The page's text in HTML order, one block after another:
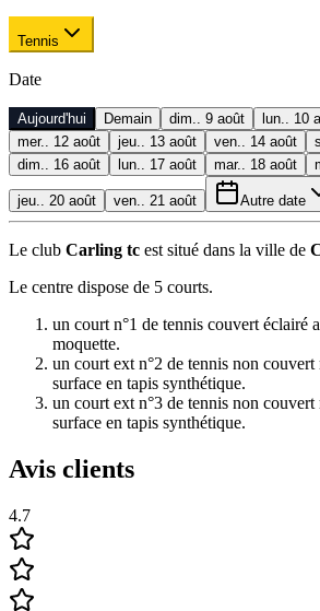
Tennis
Date
Aujourd'hui Demain dim.. 9 août lun.. 10
mer.. 12 août
jeu.. 13 août ven.. 14 août
dim.. 16 août
lun.. 17 août mar.. 18 août
jeu.. 20 août ven.. 21 août Autre date
Le club Carling tc est situé dans la ville de
Le centre dispose de 5 courts.
un court n°1 de tennis couvert éclairé
moquette.
un court ext n°2 de tennis non
surface en tapis synthétique.
un court ext n°3 de tennis non
surface en tapis synthétique.
Avis clients
4.7